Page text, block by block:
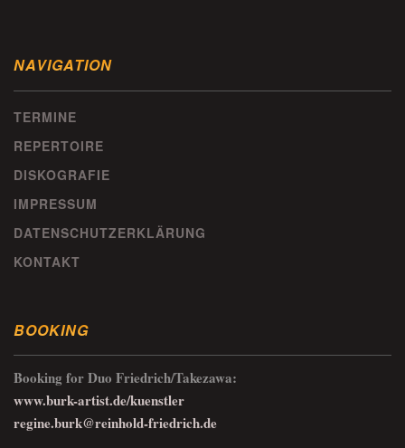
NAVIGATION
TERMINE
REPERTOIRE
DISKOGRAFIE
IMPRESSUM
DATENSCHUTZERKLÄRUNG
KONTAKT
BOOKING
Booking for Duo Friedrich/Takezawa:
www.burk-artist.de/kuenstler
regine.burk@reinhold-friedrich.de